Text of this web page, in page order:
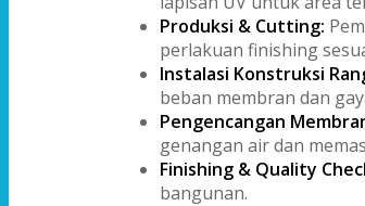
Produksi & Cutting:
perlakuan finishing
Instalasi Konstruksi
beban membran dan
Pengencangan
genangan air dan
Finishing & Quality
bangunan.